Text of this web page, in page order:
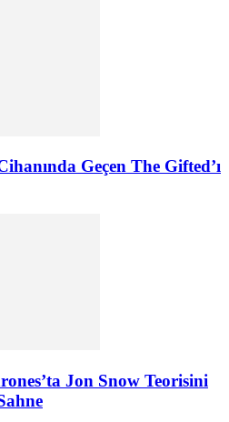
Geçen The Gifted’ı
Jon Snow Teorisini